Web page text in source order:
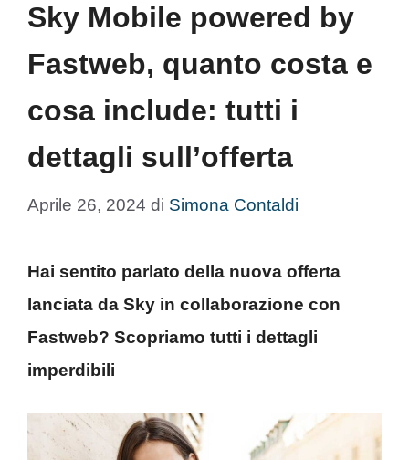
Sky Mobile powered by
Fastweb, quanto costa e
cosa include: tutti i
dettagli sull’offerta
Aprile 26, 2024 di Simona Contaldi
Hai sentito parlato della nuova offerta
lanciata da Sky in collaborazione con
Fastweb? Scopriamo tutti i dettagli
imperdibili